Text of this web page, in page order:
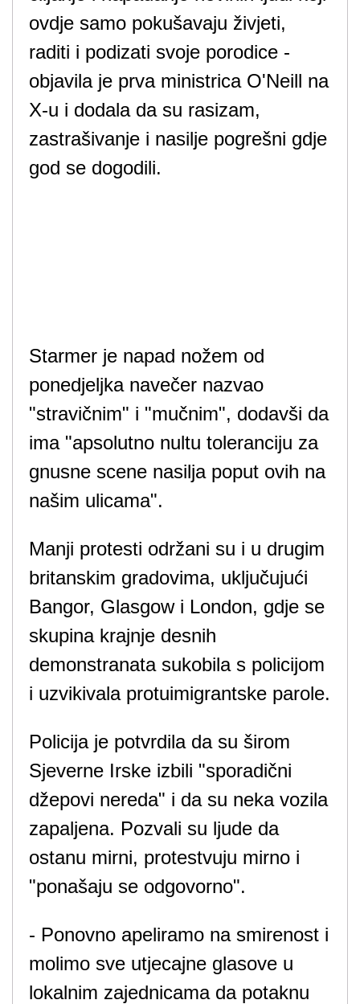
ovdje samo pokušavaju živjeti,
raditi i podizati svoje porodice -
objavila je prva ministrica O'Neill na
X-u i dodala da su rasizam,
zastrašivanje i nasilje pogrešni gdje
god se dogodili.
Starmer je napad nožem od
ponedjeljka navečer nazvao
"stravičnim" i "mučnim", dodavši da
ima "apsolutno nultu toleranciju za
gnusne scene nasilja poput ovih na
našim ulicama".
Manji protesti održani su i u drugim
britanskim gradovima, uključujući
Bangor, Glasgow i London, gdje se
skupina krajnje desnih
demonstranata sukobila s policijom
i uzvikivala protuimigrantske parole.
Policija je potvrdila da su širom
Sjeverne Irske izbili "sporadični
džepovi nereda" i da su neka vozila
zapaljena. Pozvali su ljude da
ostanu mirni, protestvuju mirno i
"ponašaju se odgovorno".
- Ponovno apeliramo na smirenost i
molimo sve utjecajne glasove u
lokalnim zajednicama da potaknu